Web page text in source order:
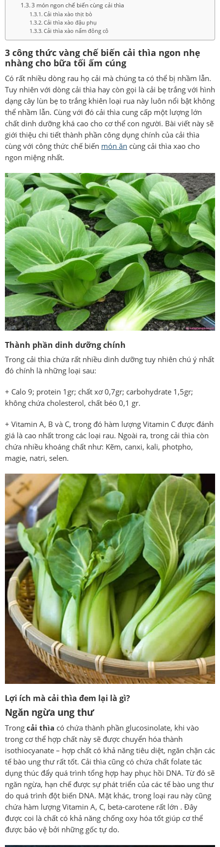
3 món ngon chế biến cùng cải thìa
Cải thìa xào thịt bò
Cải thìa xào đậu phụ
Cải thìa xào nấm đông cô
3 công thức vàng chế biến cải thìa ngon nhẹ
nhàng cho bữa tối ấm cúng
Có rất nhiều dòng rau họ cải mà chúng ta có thể bị nhầm lẫn.
Tuy nhiên với dòng cải thìa hay còn gọi là cải bẹ trắng với hình
dạng cây lùn bẹ to trắng khiên loại rua này luôn nổi bật không
thể nhầm lẫn. Cùng với đó cải thìa cung cấp một lượng lớn
chất dinh dưỡng khá cao cho cơ thể con người. Bài viết này sẽ
giới thiệu chi tiết thành phần công dụng chính của cải thìa
cùng với công thức chế biến món ăn cùng cải thìa xao cho
ngon miệng nhất.
Thành phần dinh dưỡng chính
Trong cải thìa chứa rất nhiều dinh dưỡng tuy nhiên chú ý nhất
đó chính là những loại sau:
+ Calo 9; protein 1gr; chất xơ 0,7gr; carbohydrate 1,5gr;
không chứa cholesterol, chất béo 0,1 gr.
+ Vitamin A, B và C, trong đó hàm lượng Vitamin C được đánh
giá là cao nhất trong các loại rau. Ngoài ra, trong cải thìa còn
chứa nhiều khoáng chất như: Kẽm, canxi, kali, photpho,
magie, natri, selen.
Lợi ích mà cải thìa đem lại là gì?
Ngăn ngừa ung thư
Trong cải thìa có chứa thành phần glucosinolate, khi vào
trong cơ thể hợp chất này sẽ được chuyển hóa thành
isothiocyanate – hợp chất có khả năng tiêu diệt, ngăn chặn các
tế bào ung thư rất tốt. Cải thìa cũng có chứa chất folate tác
dụng thúc đẩy quá trình tổng hợp hay phục hồi DNA. Từ đó sẽ
ngăn ngừa, hạn chế được sự phát triển của các tế bào ung thư
do quá trình đột biến DNA. Mặt khác, trong loại rau này cũng
chứa hàm lượng Vitamin A, C, beta-carotene rất lớn . Đây
được coi là chất có khả năng chống oxy hóa tốt giúp cơ thể
được bảo vệ bởi những gốc tự do.